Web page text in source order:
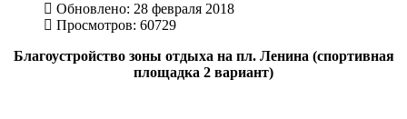
Обновлено: 28 февраля 2018
Просмотров: 60729
Благоустройство зоны отдыха на пл. Ленина (спортивная
площадка 2 вариант)